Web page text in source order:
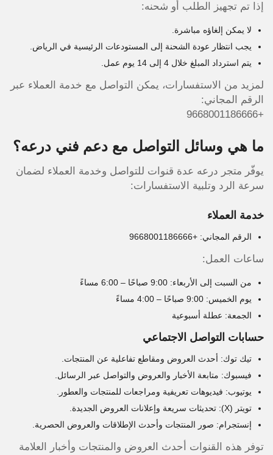
إذا تم تجهيز الطلب أو شحنه:
لا يمكن إلغاؤه مباشرة.
يجب انتظار عودة الشحنة إلى المستودعات الرئيسية في الرياض.
يتم استرداد المبلغ خلال 4 إلى 14 يوم عمل.
لمزيد من الاستفسارات، يمكن التواصل مع خدمة العملاء عبر
الرقم المجاني:
+9668001186666
ما هي وسائل التواصل مع دعم فني درعه؟
يوفّر متجر درعه عدة قنوات للتواصل وخدمة العملاء لضمان
سرعة الرد وتلبية الاستفسارات:
خدمة العملاء
الرقم المجاني: +9668001186666
ساعات العمل:
من السبت إلى الأربعاء: 9:00 صباحًا – 6:00 مساءً
يوم الخميس: 9:00 صباحًا – 4:00 مساءً
الجمعة: عطلة أسبوعية
حسابات التواصل الاجتماعي
تيك توك: أحدث العروض ومقاطع تفاعلية عن المنتجات.
فيسبوك: متابعة الأخبار والعروض والتواصل عبر الرسائل.
يوتيوب: فيديوهات تعريفية ومراجعات للمنتجات والعطور.
تويتر (X): تحديثات سريعة وإعلانات العروض الجديدة.
إنستجرام: صور المنتجات وأحدث الإطلاقات والعروض الحصرية.
توفر هذه القنوات أحدث العروض والمنتجات وأخبار العلامة